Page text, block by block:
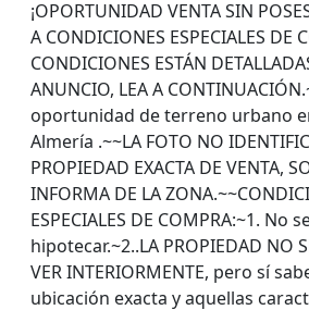
¡OPORTUNIDAD VENTA SIN
A CONDICIONES ESPECIALES DE
CONDICIONES ESTÁN
ANUNCIO, LEA A
oportunidad de terreno urbano
Almería .~~LA FOTO NO
PROPIEDAD EXACTA DE VENTA,
INFORMA DE LA
ESPECIALES DE COMPRA:~1. No
hipotecar.~2..LA PROPIEDAD NO
VER INTERIORMENTE, pero sí
ubicación exacta y aquellas